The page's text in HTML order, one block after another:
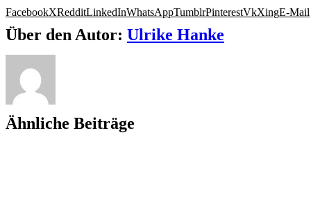
FacebookXRedditLinkedInWhatsAppTumblrPinterestVkXingE-Mail
Über den Autor: Ulrike Hanke
Ähnliche Beiträge